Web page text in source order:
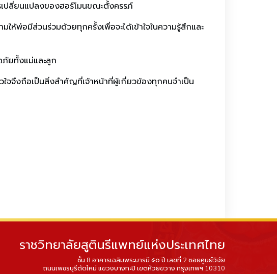
เปลี่ยนแปลงของฮอร์โมนขณะตั้งครรภ์
พ่อมีส่วนร่วมด้วยทุกครั้งเพื่อจะได้เข้าใจในความรู้สึกและ
ภัยทั้งแม่และลูก
จึงถือเป็นสิ่งสำคัญที่เจ้าหน้าที่ผู้เกี่ยวข้องทุกคนจำเป็น
ราชวิทยาลัยสูตินรีแพทย์แห่งประเทศไทย
ชั้น 8 อาคารเฉลิมพระบารมี ๕๐ ปี เลขที่ 2 ซอยศูนย์วิจัย
ถนนเพชรบุรีตัดใหม่ แขวงบางกะปิ เขตห้วยขวาง กรุงเทพฯ 10310